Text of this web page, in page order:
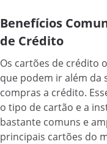
Benefícios
de Crédito
Os cartões de crédito
que podem ir além da
compras a crédito.
o tipo de cartão e a
bastante comuns e
principais cartões do